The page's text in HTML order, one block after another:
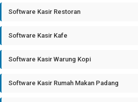
Software Kasir Restoran
Software Kasir Kafe
Software Kasir Warung Kopi
Software Kasir Rumah Makan Padang